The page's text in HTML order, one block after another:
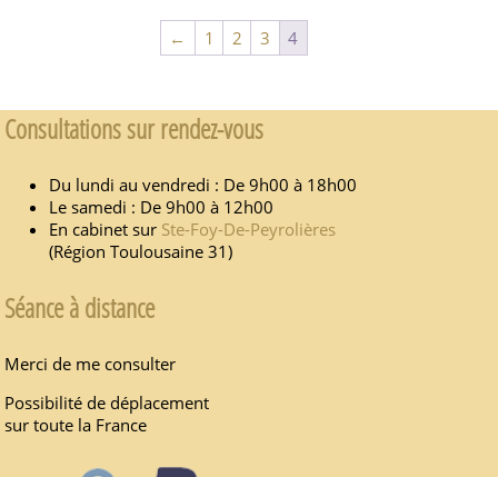
← 1 2 3 4
Consultations sur rendez-vous
Du lundi au vendredi : De 9h00 à 18h00
Le samedi : De 9h00 à 12h00
En cabinet sur Ste-Foy-De-Peyrolières
(Région Toulousaine 31)
Séance à distance
Merci de me consulter
Possibilité de déplacement
sur toute la France